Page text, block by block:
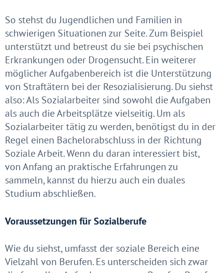
So stehst du Jugendlichen und Familien in
schwierigen Situationen zur Seite. Zum Beispiel
unterstützt und betreust du sie bei psychischen
Erkrankungen oder Drogensucht. Ein weiterer
möglicher Aufgabenbereich ist die Unterstützung
von Straftätern bei der Resozialisierung. Du siehst
also: Als Sozialarbeiter sind sowohl die Aufgaben
als auch die Arbeitsplätze vielseitig. Um als
Sozialarbeiter tätig zu werden, benötigst du in der
Regel einen Bachelorabschluss in der Richtung
Soziale Arbeit. Wenn du daran interessiert bist,
von Anfang an praktische Erfahrungen zu
sammeln, kannst du hierzu auch ein duales
Studium abschließen.
Voraussetzungen für Sozialberufe
Wie du siehst, umfasst der soziale Bereich eine
Vielzahl von Berufen. Es unterscheiden sich zwar